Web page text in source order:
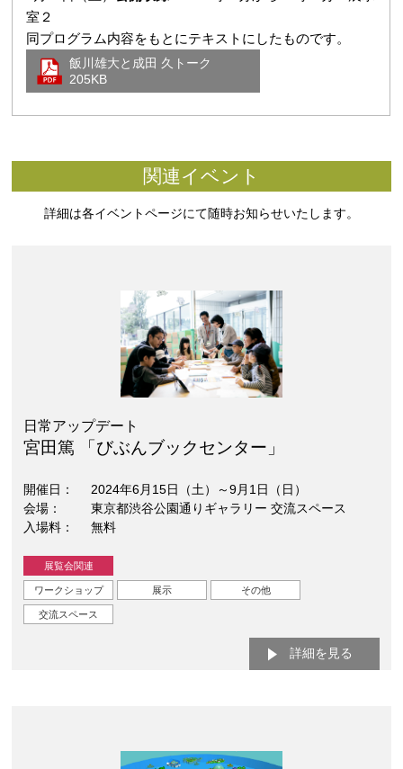
室２
同プログラム内容をもとにテキストにしたものです。
飯川雄大と成田 久トーク
205KB
関連イベント
詳細は各イベントページにて随時お知らせいたします。
日常アップデート
宮田篤 「びぶんブックセンター」
開催日
2024年6月15日（土）～9月1日（日）
会場
東京都渋谷公園通りギャラリー 交流スペース
入場料
無料
展覧会関連
ワークショップ 展示 その他
交流スペース
詳細を見る